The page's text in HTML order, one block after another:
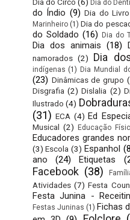
Dia do
do Índio (9) Dia do Livro
Marinheiro (1) Dia do
do Soldado (16) Dia do
Dia dos animais (18)
namorados (2) Dia
indígenas (1) Dia Mundial
(23) Dinâmicas de grupo
Disgrafia (2) Dislalia (2)
Ilustrado (4)
(31) ECA (4) Ed
Musical (2) Educação
Educadores grandes
(3) Escola (3) Espanhol
ano
(24) Etiquetas
Facebook (38)
Atividades (7) Festa
Festa Junina -
Festas Juninas (1) Fichas